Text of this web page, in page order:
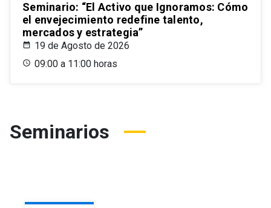
Seminario: “El Activo que Ignoramos: Cómo
el envejecimiento redefine talento,
mercados y estrategia”
19 de Agosto de 2026
09:00 a 11:00 horas
Seminarios